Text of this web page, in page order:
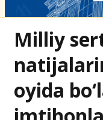
Milliy
oyida